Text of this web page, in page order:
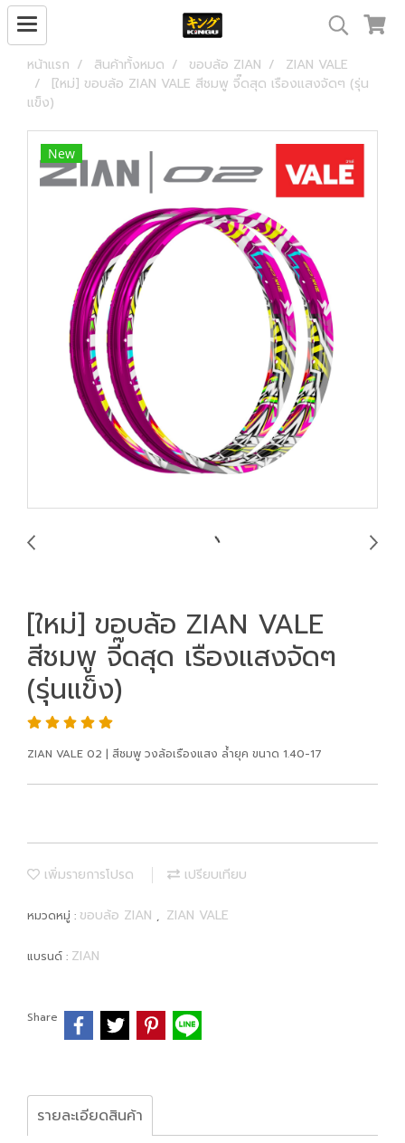
หน้าแรก สินค้าทั้งหมด ขอบล้อ ZIAN
ZIAN VALE
[ใหม่] ขอบล้อ ZIAN VALE สีชมพู จี๊ดสุด เรืองแสงจัดๆ (รุ่น
แข็ง)
New
[ใหม่] ขอบล้อ ZIAN VALE
สีชมพู จี๊ดสุด เรืองแสงจัดๆ
(รุ่นแข็ง)
ZIAN VALE 02 | สีชมพู วงล้อเรืองแสง ล้ำยุค ขนาด 1.40-17
เพิ่มรายการโปรด เปรียบเทียบ
หมวดหมู่ : ขอบล้อ ZIAN , ZIAN VALE
แบรนด์ : ZIAN
Share
รายละเอียดสินค้า